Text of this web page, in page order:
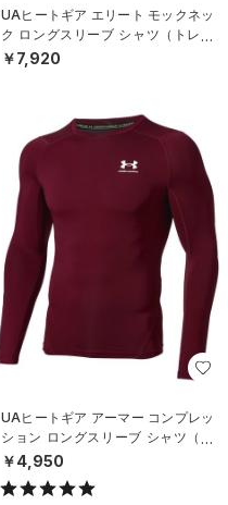
UAヒートギア エリート モックネッ
ク ロングスリーブ シャツ（トレー
ニング/MEN）
￥7,920
UAヒートギア アーマー コンプレッ
ション ロングスリーブ シャツ（ト
レーニング/MEN）
￥4,950